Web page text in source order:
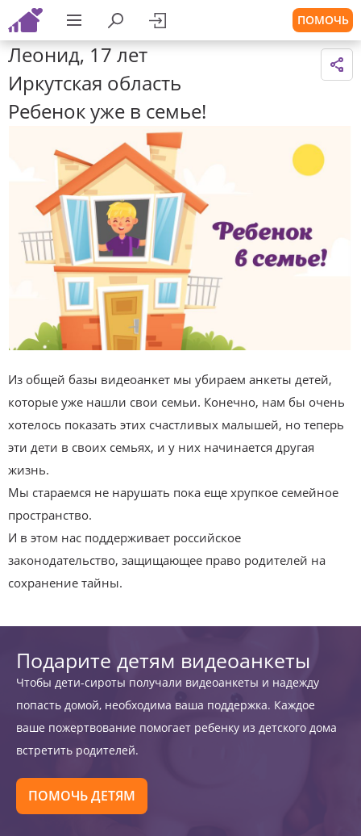
ПОМОЧЬ
Леонид, 17 лет
Иркутская область
Ребенок уже в семье!
Из общей базы видеоанкет мы убираем анкеты детей,
которые уже нашли свои семьи. Конечно, нам бы очень
хотелось показать этих счастливых малышей, но теперь
эти дети в своих семьях, и у них начинается другая
жизнь.
Мы стараемся не нарушать пока еще хрупкое семейное
пространство.
И в этом нас поддерживает российское
законодательство, защищающее право родителей на
сохранение тайны.
Подарите детям видеоанкеты
Чтобы дети-сироты получали видеоанкеты и надежду
попасть домой, необходима ваша поддержка. Каждое
ваше пожертвование помогает ребенку из детского дома
встретить родителей.
ПОМОЧЬ ДЕТЯМ